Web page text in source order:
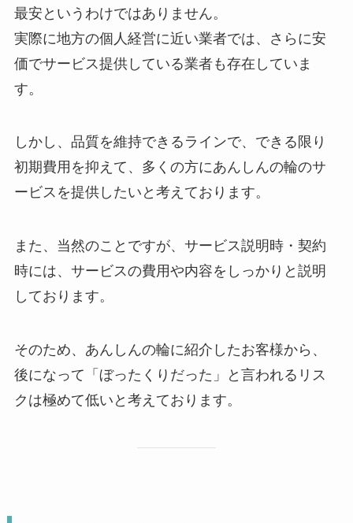
最安というわけではありません。
実際に地方の個人経営に近い業者では、さらに安
価でサービス提供している業者も存在していま
す。
しかし、品質を維持できるラインで、できる限り
初期費用を抑えて、多くの方にあんしんの輪のサ
ービスを提供したいと考えております。
また、当然のことですが、サービス説明時・契約
時には、サービスの費用や内容をしっかりと説明
しております。
そのため、あんしんの輪に紹介したお客様から、
後になって「ぼったくりだった」と言われるリス
クは極めて低いと考えております。